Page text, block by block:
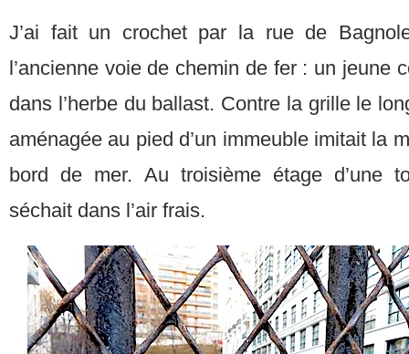
J’ai fait un crochet par la rue de
l’ancienne voie de chemin de fer : un jeune
dans l’herbe du ballast. Contre la grille le
aménagée au pied d’un immeuble imitait la
bord de mer. Au troisième étage d’une
séchait dans l’air frais.